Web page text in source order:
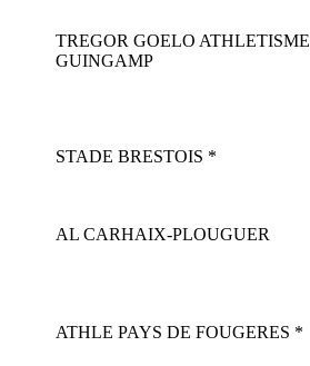
TREGOR GOELO ATHLETISME
GUINGAMP
STADE BRESTOIS *
AL CARHAIX-PLOUGUER
ATHLE PAYS DE FOUGERES *